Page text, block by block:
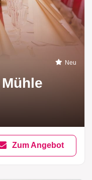
Neu
Zum Angebot